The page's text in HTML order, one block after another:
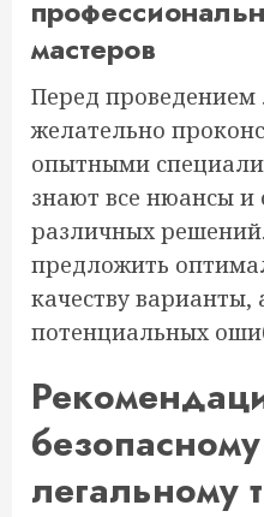
мастеров
Перед
желательно
опытными
знают все нюансы и
различных
предложить
качеству варианты,
потенциальных
легальному